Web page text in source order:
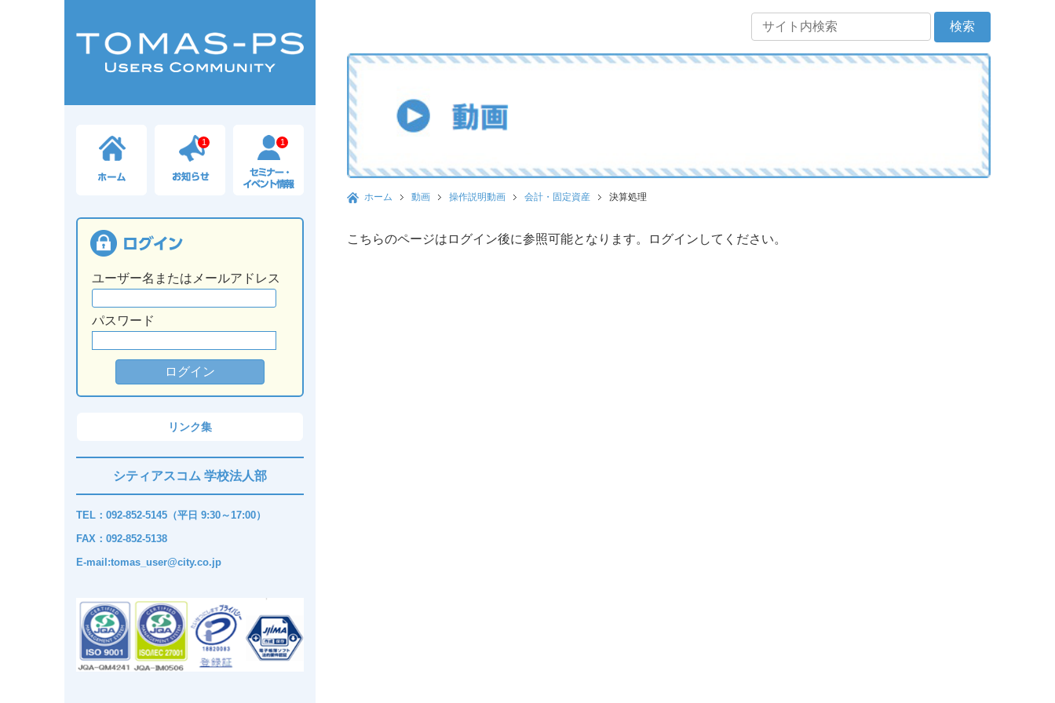
1 1
ユーザー名またはメールアドレス
パスワード
リンク集
シティアスコム 学校法人部
TEL：092-852-5145（平日 9:30～17:00）
FAX：092-852-5138
E-mail:tomas_user@city.co.jp
ホーム 動画 操作説明動画 会計・固定資産 決算処理
こちらのページはログイン後に参照可能となります。ログインしてください。